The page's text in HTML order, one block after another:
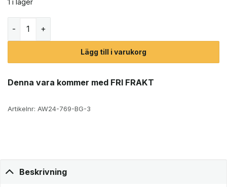
Lägg till i varukorg
Denna vara kommer med FRI FRAKT
Artikelnr: AW24-769-BG-3
Beskrivning